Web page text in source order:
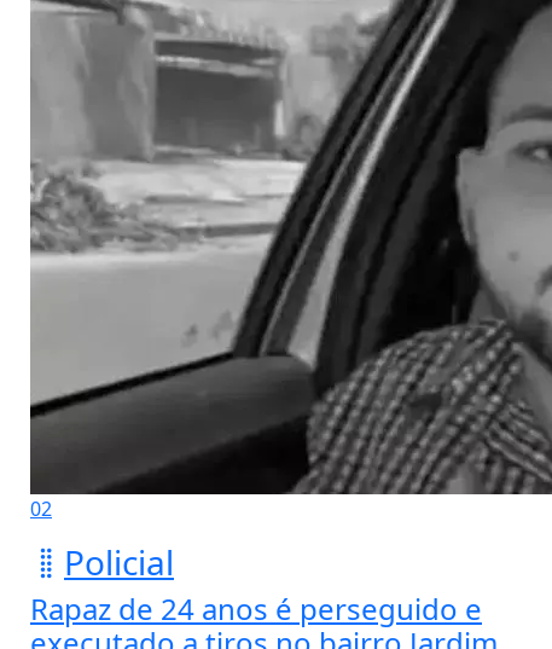
02
Policial
Rapaz de 24 anos é perseguido e